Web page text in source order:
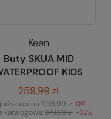
Keen
Buty SKUA MID
KIDS
259,99 zł
cena: 259,99 zł 0%
katalogowa: 379,99 zł -32%